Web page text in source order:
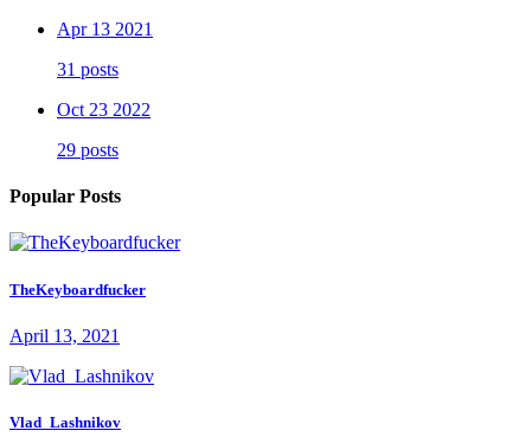
Apr 13 2021
31 posts
Oct 23 2022
29 posts
Popular Posts
TheKeyboardfucker
April 13, 2021
Vlad_Lashnikov